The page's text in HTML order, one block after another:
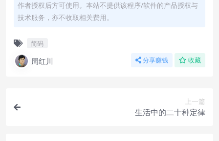
作者授权后方可使用。本站不提供该程序/软件的产品授权与
技术服务，亦不收取相关费用。
简码
周红川 分享赚钱 收藏
上一篇
生活中的二十种定律